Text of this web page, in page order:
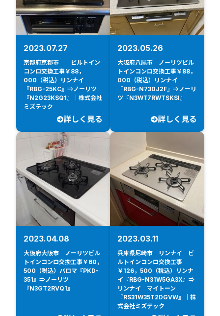
2023.07.27
京都府京都市 ビルトイン
コンロ交換工事￥88，
000（税込）リンナイ
『RBG-25KC』⇒ノーリツ
『N2G23KSQ1』｜株式会社
ミズテック
詳しく見る
2023.05.26
大阪府八尾市 ノーリツビル
トインコンロ交換工事￥88，
000（税込）リンナイ
『RBG-N730J2F』⇒ノーリ
ツ『N3WT7RWTSKSI』
詳しく見る
2023.04.08
大阪府大阪市 ノーリツビル
トインコンロ交換工事￥60，
500（税込）パロマ『PKD-
351』⇒ノーリツ
『N3GT2RVQ1』
2023.03.11
兵庫県尼崎市 リンナイ ビ
ルトインコンロ交換工事
￥126，500（税込）リンナ
イ『RBG-N31W5GA3X』⇒
リンナイ マイトーン
『RS31W35T2DGVW』｜株
式会社ミズテック